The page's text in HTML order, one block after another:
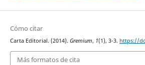
Cómo citar
Carta Editorial. (2014). Gremium, 1(1), 3-3. https://
Más formatos de cita